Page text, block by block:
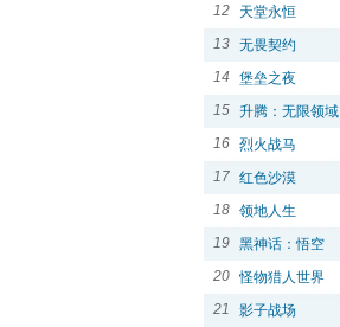
12
天堂永恒
13 无畏契约
14
堡垒之夜
15 升腾：无限领域
16 烈火战马
17 红色沙漠
18 领地人生
19 黑神话：悟空
20 怪物猎人世界
21
影子战场